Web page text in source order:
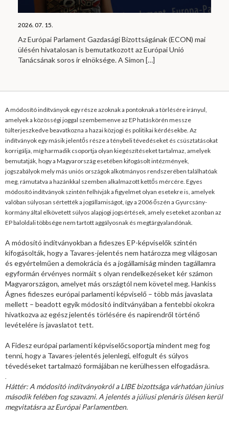
2026. 07. 15.
Az Európai Parlament Gazdasági Bizottságának (ECON) mai
ülésén hivatalosan is bemutatkozott az Európai Unió
Tanácsának soros ír elnöksége. A Simon […]
A módosító indítványok egy része azoknak a pontoknak a törlésére irányul,
amelyek a közösségi joggal szembemenve az EP hatáskörén messze
túlterjeszkedve beavatkozna a hazai közjogi és politikai kérdésekbe. Az
indítványok egy másik jelentős része a ténybeli tévedéseket és csúsztatásokat
korrigálja, míg harmadik csoportja olyan kiegészítéseket tartalmaz, amelyek
bemutatják, hogy a Magyarország esetében kifogásolt intézmények,
jogszabályok mely más uniós országok alkotmányos rendszerében találhatóak
meg, rámutatva a hazánkkal szemben alkalmazott kettős mércére. Egyes
módosító indítványok szintén felhívják a figyelmet olyan esetekre is, amelyek
valóban súlyosan sértették a jogállamiságot, így a 2006 őszén a Gyurcsány-
kormány által elkövetett súlyos alapjogi jogsértések, amely eseteket azonban az
EP baloldali többsége nem tartott aggályosnak és megtárgyalandónak.
A módosító indítványokban a fideszes EP-képviselők szintén
kifogásolták, hogy a Tavares-jelentés nem határozza meg világosan
és egyértelműen a demokrácia és a jogállamiság minden tagállamra
egyformán érvényes normáit s olyan rendelkezéseket kér számon
Magyarországon, amelyet más országtól nem követel meg. Hankiss
Ágnes fideszes európai parlamenti képviselő – több más javaslata
mellett – beadott egyik módosító indítványában a fentebbi okokra
hivatkozva az egész jelentés törlésére és napirendről történő
levételére is javaslatot tett.
A Fidesz európai parlamenti képviselőcsoportja mindent meg fog
tenni, hogy a Tavares-jelentés jelenlegi, elfogult és súlyos
tévedéseket tartalmazó formájában ne kerülhessen elfogadásra.
Háttér: A módosító indítványokról a LIBE bizottsága várhatóan június
második felében fog szavazni. A jelentés a júliusi plenáris ülésen kerül
megvitatásra az Európai Parlamentben.